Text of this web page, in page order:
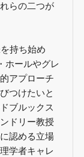
らの二つが
持ち始め
ホールやグレ
アプローチ
つけたいと
ブルックス
ドリー教授
認める立場
学者キャレ